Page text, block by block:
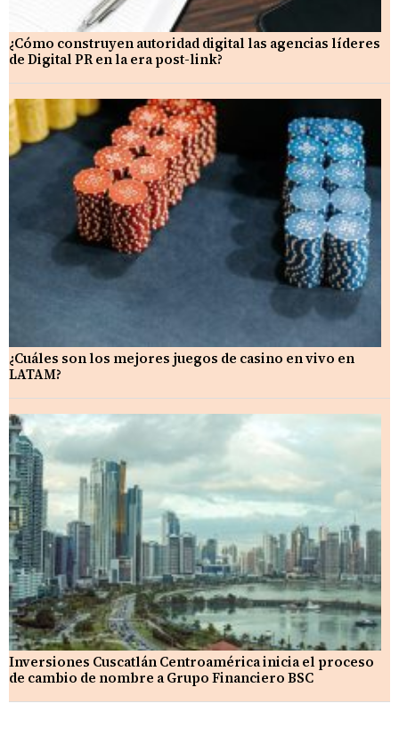
¿Cómo construyen autoridad digital las agencias líderes
de Digital PR en la era post-link?
¿Cuáles son los mejores juegos de casino en vivo en
LATAM?
Inversiones Cuscatlán Centroamérica inicia el proceso
de cambio de nombre a Grupo Financiero BSC